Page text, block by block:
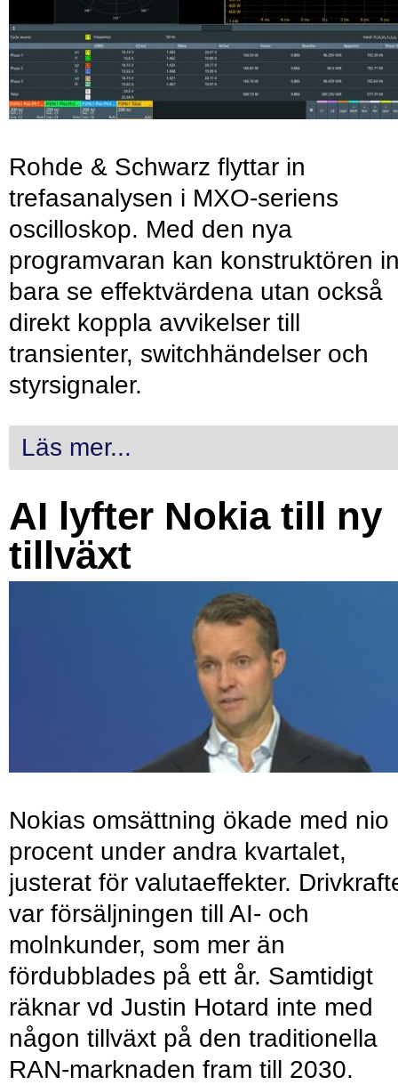
Rohde & Schwarz flyttar in
trefasanalysen i MXO-seriens
oscilloskop. Med den nya
programvaran kan konstruktören
bara se effektvärdena utan också
direkt koppla avvikelser till
transienter, switchhändelser och
styrsignaler.
Läs mer...
AI lyfter Nokia till ny
tillväxt
Nokias omsättning ökade med nio
procent under andra kvartalet,
justerat för valutaeffekter.
var försäljningen till AI- och
molnkunder, som mer än
fördubblades på ett år. Samtidigt
räknar vd Justin Hotard inte med
någon tillväxt på den traditionella
RAN-marknaden fram till 2030.